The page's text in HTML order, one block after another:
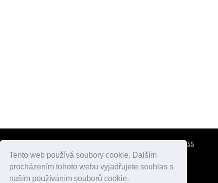
Tento web používá soubory cookie. Dalším
procházením tohoto webu vyjadřujete souhlas s
naším používáním souborů cookie.
RSS
atlaspamatek.info